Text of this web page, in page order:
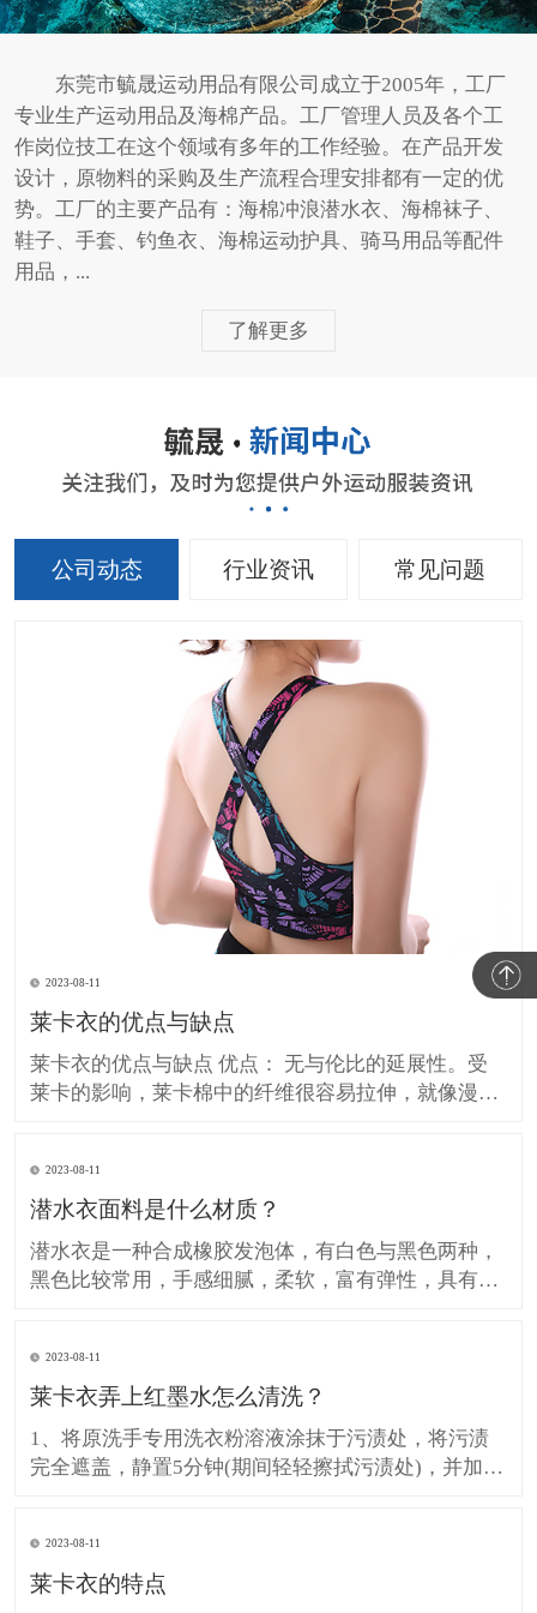
东莞市毓晟运动用品有限公司成立于2005年，工厂
专业生产运动用品及海棉产品。工厂管理人员及各个工
作岗位技工在这个领域有多年的工作经验。在产品开发
设计，原物料的采购及生产流程合理安排都有一定的优
势。工厂的主要产品有：海棉冲浪潜水衣、海棉袜子、
鞋子、手套、钓鱼衣、海棉运动护具、骑马用品等配件
用品，...
了解更多
公司动态 行业资讯 常见问题
2023-08-11
莱卡衣的优点与缺点
莱卡衣的优点与缺点 优点： 无与伦比的延展性。受
莱卡的影响，莱卡棉中的纤维很容易拉伸，就像漫画
服装，可用于牛仔裤而不是熨平。 起球不容易。莱卡
棉在织造过程中有一个烧毛过程。 缺点： 它对人体
有害。由于加入
2023-08-11
潜水衣面料是什么材质？
潜水衣是一种合成橡胶发泡体，有白色与黑色两种，
黑色比较常用，手感细腻，柔软，富有弹性，具有防
质为发泡橡胶。 潜水衣 常见的潜水衣是采用发泡橡
胶制成的，比较好的有氯丁橡胶，采用三明治形式，
用尼龙布或莱卡布包
2023-08-11
莱卡衣弄上红墨水怎么清洗？
1、将原洗手专用洗衣粉溶液涂抹于污渍处，将污渍
完全遮盖，静置5分钟(期间轻轻擦拭污渍处)，并加入
色污渍净规范(600克)帽测量四分之一净帽(10克)布颜
色污渍和1/4帽(10克)衣领净,倒在污渍处
2023-08-11
莱卡衣的特点